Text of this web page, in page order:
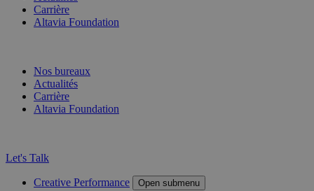
Carrière
Altavia Foundation
Nos bureaux
Actualités
Carrière
Altavia Foundation
Let's Talk
Creative Performance Open submenu